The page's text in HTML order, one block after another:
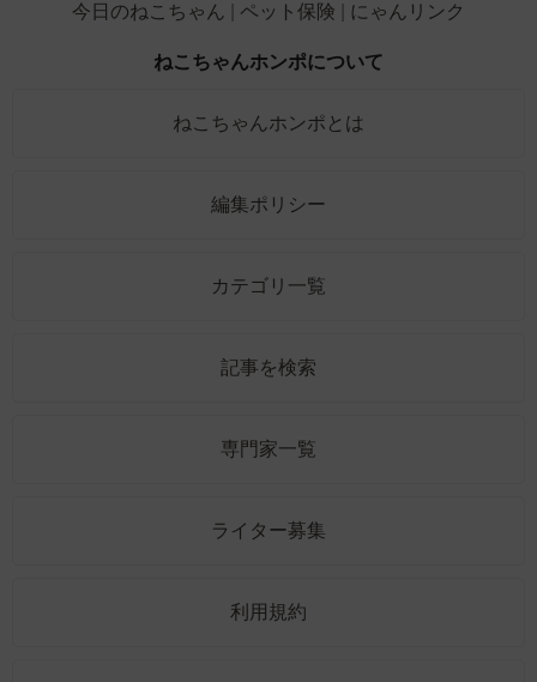
今日のねこちゃん
ペット保険 にゃんリンク
ねこちゃんホンポについて
ねこちゃんホンポとは
編集ポリシー
カテゴリ一覧
記事を検索
専門家一覧
ライター募集
利用規約